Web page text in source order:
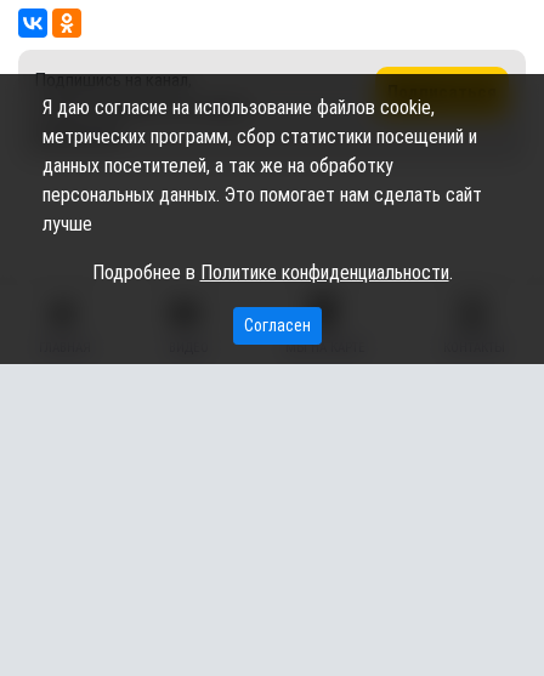
Подпишись на канал,
чтобы не пропустить новые
публикации
МЫ НА КАРТЕ
Я даю согласие на использование файлов cookie,
метрических программ, сбор статистики посещений и
данных посетителей, а так же на обработку
персональных данных. Это помогает нам сделать сайт
лучше
Подробнее в Политике конфиденциальности.
Согласен